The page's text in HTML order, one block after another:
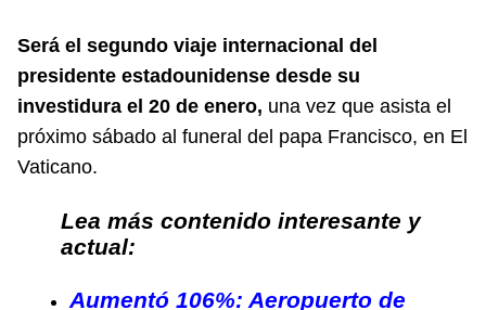
Será el segundo viaje internacional del
presidente estadounidense desde su
investidura el 20 de enero, una vez que asista el
próximo sábado al funeral del papa Francisco, en El
Vaticano.
Lea más contenido interesante y
actual:
Aumentó 106%: Aeropuerto de